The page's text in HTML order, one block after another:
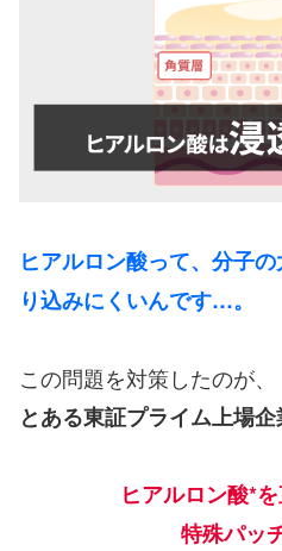
ヒアルロン酸って、分子
り込みにくいんです…。
この問題を対策したのが、
とある東証プライム上場企
ヒアルロン酸*
特殊パッ